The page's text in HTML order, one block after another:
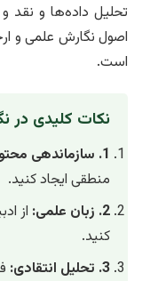
تحلیل داده‌ها و
اصول نگارش علمی و
است.
نکات کلیدی در
1. سازماندهی محتوا:
منطقی ایجاد کنید.
2. زبان علمی:
از
کنید.
3. تحلیل انتقادی: